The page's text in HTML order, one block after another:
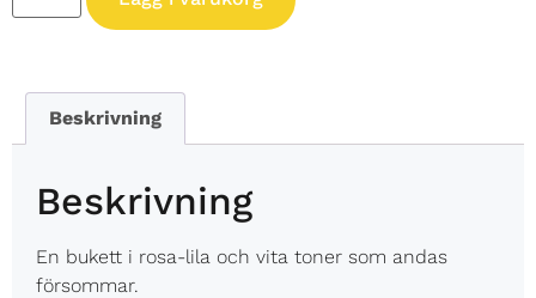
Beskrivning
Beskrivning
En bukett i rosa-lila och vita toner som andas
försommar.